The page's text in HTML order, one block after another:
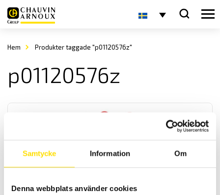
Samtycke Information Om
Denna webbplats använder cookies
Hem Produkter taggade "p01120576z"
p01120576z
Den smidigaste strömtången för växelströmsmätning att ha med